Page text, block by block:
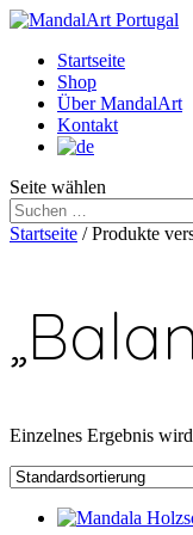
Startseite
Shop
Über MandalArt
Kontakt
Seite wählen
Startseite / Produkte
Einzelnes Ergebnis